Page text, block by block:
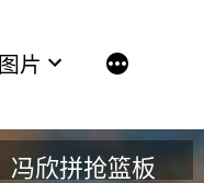
图片 More
冯欣拼抢篮板